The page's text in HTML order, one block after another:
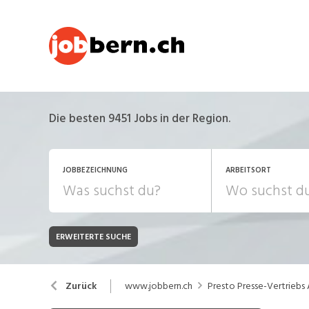
Die besten 9451 Jobs in der Region.
JOBBEZEICHNUNG ARBEITSORT
JOB-TYP
Festanstellung
Bank, Versicherung
Chemie, Pharma, Biotechnologie
ERWEITERTE SUCHE
Zurück www.jobbern.ch Presto Presse-Vertriebs